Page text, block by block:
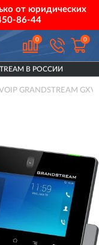
от юридических
86-44
0 0
В РОССИИ
GRANDSTREAM